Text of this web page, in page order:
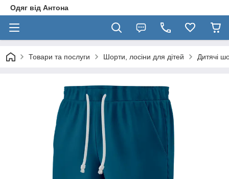
Одяг від Антона
Товари та послуги Шорти, лосіни для дітей Дитячі